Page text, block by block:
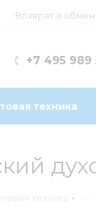
Возврат и обмен
+7 495 989
техника